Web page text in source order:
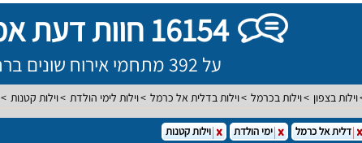
16154 חוות דעת אמיתיות!
על 392 מתחמי אירוח שונים ברחבי הארץ
וילות בצפון וילות בכרמל וילות בדלית אל כרמל וילות לימי הולדת וילות קטנות
דלית אל כרמל ימי הולדת וילות קטנות